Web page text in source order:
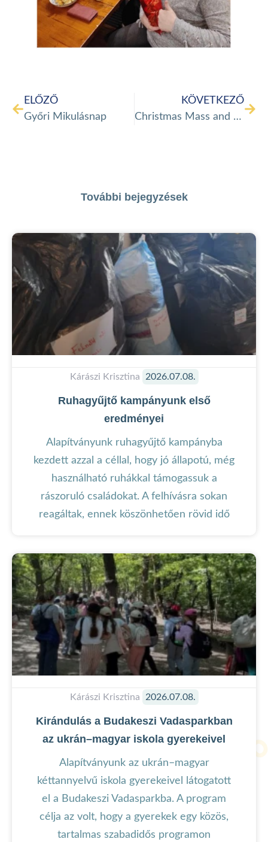
ELŐZŐ
Győri Mikulásnap
KÖVETKEZŐ
Christmas Mass and gift distribution in Veszprém
További bejegyzések
Ruhagyűjtő kampányunk első
eredményei
Alapítványunk ruhagyűjtő kampányba
kezdett azzal a céllal, hogy jó állapotú, még
használható ruhákkal támogassuk a
rászoruló családokat. A felhívásra sokan
reagáltak, ennek köszönhetően rövid idő
Kárászi Krisztina 2026.07.08.
Kirándulás a Budakeszi Vadasparkban
az ukrán–magyar iskola gyerekeivel
Alapítványunk az ukrán–magyar
kéttannyelvű iskola gyerekeivel látogatott
el a Budakeszi Vadasparkba. A program
célja az volt, hogy a gyerekek egy közös,
tartalmas szabadidős programon
Kárászi Krisztina 2026.07.08.